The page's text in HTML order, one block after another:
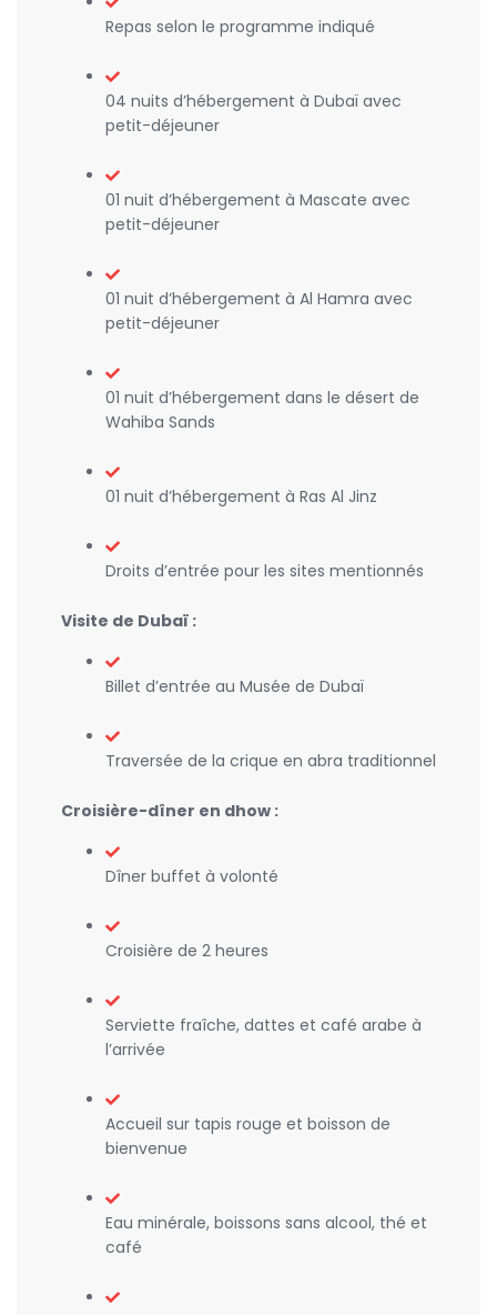
Repas selon le programme indiqué
04 nuits d’hébergement à Dubaï avec
petit-déjeuner
01 nuit d’hébergement à Mascate avec
petit-déjeuner
01 nuit d’hébergement à Al Hamra avec
petit-déjeuner
01 nuit d’hébergement dans le désert de
Wahiba Sands
01 nuit d’hébergement à Ras Al Jinz
Droits d’entrée pour les sites mentionnés
Visite de Dubaï :
Billet d’entrée au Musée de Dubaï
Traversée de la crique en abra traditionnel
Croisière-dîner en dhow :
Dîner buffet à volonté
Croisière de 2 heures
Serviette fraîche, dattes et café arabe à
l’arrivée
Accueil sur tapis rouge et boisson de
bienvenue
Eau minérale, boissons sans alcool, thé et
café